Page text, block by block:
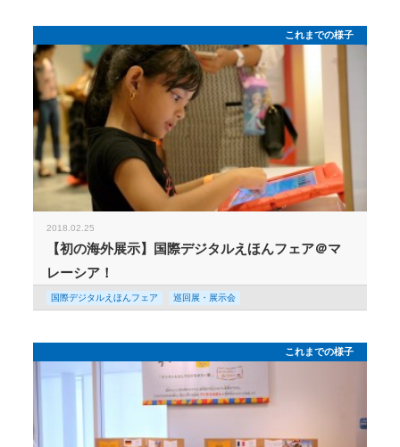
これまでの様子
2018.02.25
【初の海外展示】国際デジタルえほんフェア＠マ
レーシア！
国際デジタルえほんフェア 巡回展・展示会
これまでの様子